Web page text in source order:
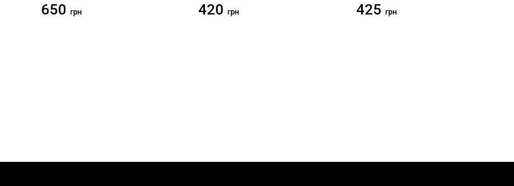
650 грн 420 грн 425 грн